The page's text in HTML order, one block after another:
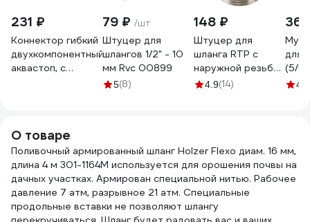
231 ₽
Коннектор гибкий
двухкомпонентный,
аквастоп, с
79 ₽ /шт
Штуцер для
шлангов 1/2" - 10
мм Rvc 00899
5(8)
148 ₽
Штуцер для
шланга RTP с
наружной резьбой
G 20х3/4 25157
4.9(14)
для
(5/
мм)4.8
О товаре
Поливочный армированный шланг Holzer Flexo диам. 16 мм,
длина 4 м 301-1164M используется для орошения почвы на
дачных участках. Армирован специальной нитью. Рабочее
давление 7 атм, разрывное 21 атм. Специальные
продольные вставки не позволяют шлангу